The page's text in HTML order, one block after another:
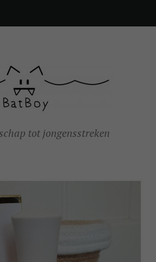
tot jongensstreken